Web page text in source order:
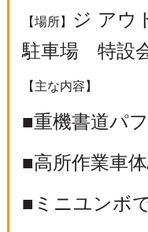
【場所】
ジ アウ
駐車場 特設
【主な内容】
■重機書道パ
■高所作業車
■ミニユンボ